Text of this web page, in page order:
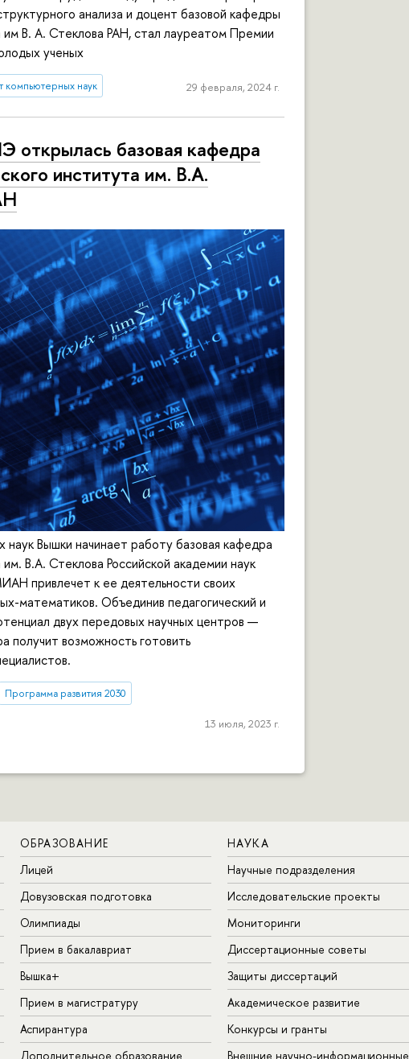
анализа и доцент базовой кафедры
В. А. Стеклова РАН, стал лауреатом Премии
ученых
компьютерных наук 29 февраля, 2024 г.
базовая кафедра
института им. В.А.
Вышки начинает работу базовая кафедра
В.А. Стеклова Российской академии наук
привлечет к ее деятельности своих
математиков. Объединив педагогический и
двух передовых научных центров —
возможность готовить
Программа развития 2030
13 июля, 2023 г.
ОБРАЗОВАНИЕ
Лицей
Довузовская подготовка
Олимпиады
Прием в бакалавриат
Вышка+
Прием в магистратуру
Аспирантура
Дополнительное образование
НАУКА
Научные подразделения
Исследовательские проекты
Мониторинги
Диссертационные советы
Защиты диссертаций
Академическое развитие
Конкурсы и гранты
Внешние научно-информационные